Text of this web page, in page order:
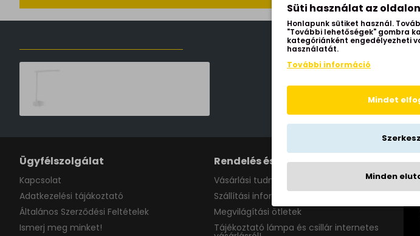
Ügyfélszolgálat
Kapcsolat
Adatkezelési tájákoztató
Általános Szerződési Feltételek
Ismerj meg minket!
Rendelés és szállítás
Vásárlási tudnivalók
Szállítási információk
Megvilágítási ötletek
Tájékoztató lámpa és csillár internetes
Süti használat az oldalon
Honlapunk sütiket használ.
"További lehetőségek" gombra
kategóriánként engedélyezheti
használatát.
További információ
Mindet
Minden